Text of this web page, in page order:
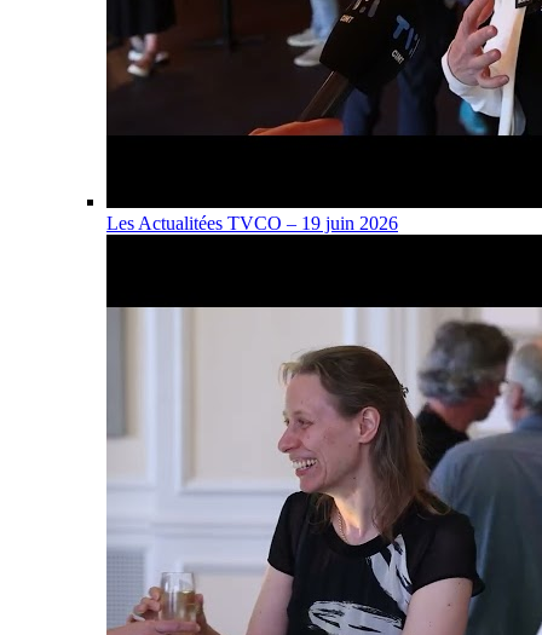
Les Actualitées TVCO – 19 juin 2026